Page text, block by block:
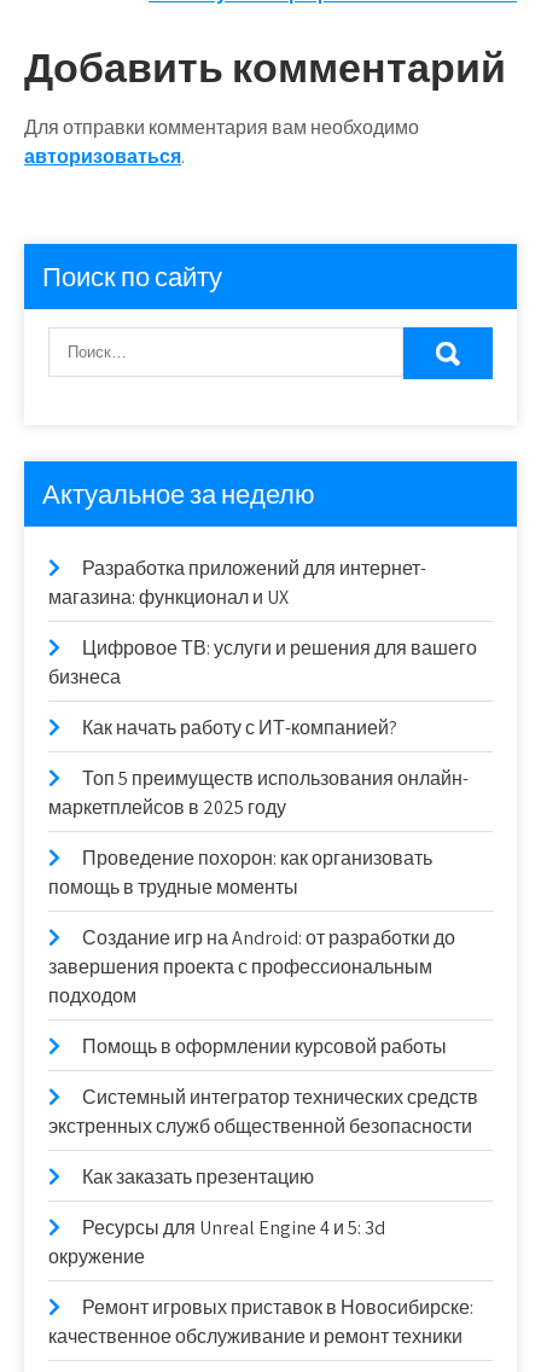
Добавить комментарий
Для отправки комментария вам необходимо
авторизоваться.
Поиск по сайту
Актуальное за неделю
Разработка приложений для интернет-
магазина: функционал и UX
Цифровое ТВ: услуги и решения для вашего
бизнеса
Как начать работу с ИТ-компанией?
Топ 5 преимуществ использования онлайн-
маркетплейсов в 2025 году
Проведение похорон: как организовать
помощь в трудные моменты
Создание игр на Android: от разработки до
завершения проекта с профессиональным
подходом
Помощь в оформлении курсовой работы
Системный интегратор технических средств
экстренных служб общественной безопасности
Как заказать презентацию
Ресурсы для Unreal Engine 4 и 5: 3d
окружение
Ремонт игровых приставок в Новосибирске:
качественное обслуживание и ремонт техники